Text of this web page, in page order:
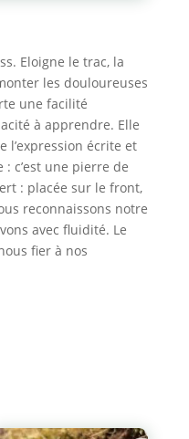
Eloigne le trac, la
les douloureuses
une facilité
à apprendre. Elle
l’expression écrite et
c’est une pierre de
: placée sur le front,
reconnaissons notre
avec fluidité. Le
fier à nos